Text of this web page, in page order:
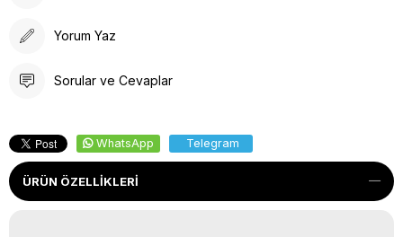
Yorum Yaz
Sorular ve Cevaplar
WhatsApp Telegram
ÜRÜN ÖZELLIKLERI